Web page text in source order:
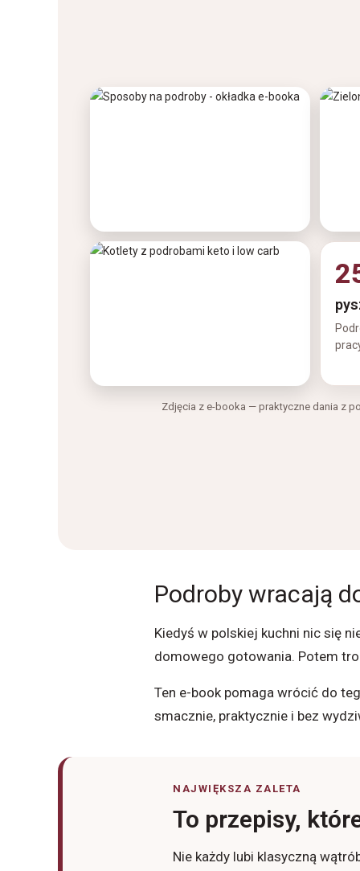
Zdjęcia z e-booka — praktyczne dania z
Podroby wracają
Kiedyś w polskiej kuchni nic się
domowego gotowania. Potem
Ten e-book pomaga wrócić do
smacznie, praktycznie i bez
NAJWIĘKSZA ZALETA
To przepisy,
Nie każdy lubi klasyczną